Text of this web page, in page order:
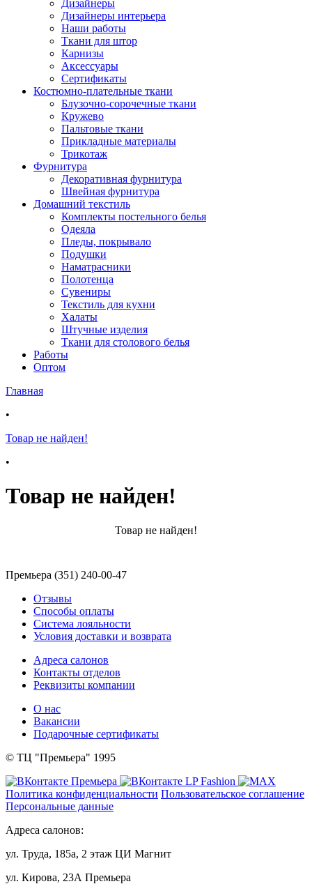
Дизайнеры
Дизайнеры интерьера
Наши работы
Ткани для штор
Карнизы
Аксессуары
Сертификаты
Костюмно-плательные ткани
Блузочно-сорочечные ткани
Кружево
Пальтовые ткани
Прикладные материалы
Трикотаж
Фурнитура
Декоративная фурнитура
Швейная фурнитура
Домашний текстиль
Комплекты постельного белья
Одеяла
Пледы, покрывало
Подушки
Наматрасники
Полотенца
Сувениры
Текстиль для кухни
Халаты
Штучные изделия
Ткани для столового белья
Работы
Оптом
Главная
•
Товар не найден!
•
Товар не найден!
Товар не найден!
Премьера (351) 240-00-47
Отзывы
Способы оплаты
Система лояльности
Условия доставки и возврата
Адреса салонов
Контакты отделов
Реквизиты компании
О нас
Вакансии
Подарочные сертификаты
© ТЦ "Премьера" 1995
Политика конфиденциальности Пользовательское соглашение
Персональные данные
Адреса салонов:
ул. Труда, 185а, 2 этаж ЦИ Магнит
ул. Кирова, 23А Премьера